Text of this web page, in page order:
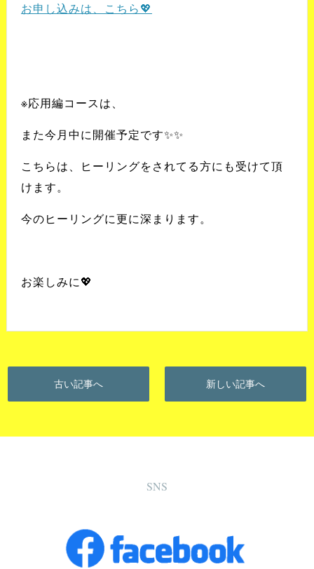
お申し込みは、こちら💖
※応用編コースは、
また今月中に開催予定です✨✨
こちらは、ヒーリングをされてる方にも受けて頂
けます。
今のヒーリングに更に深まります。
お楽しみに💖
古い記事へ 新しい記事へ
SNS